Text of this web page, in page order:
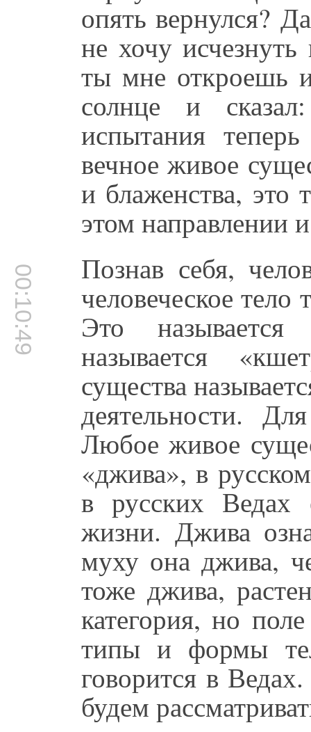
опять вернулся?
не хочу
ты мне откроешь
солнце и
испытания
вечное живое
и блаженства, это
этом направлении
00:10:49 Познав себя,
человеческое тело
Это
называется
существа
деятельности.
Любое живое
«джива», в
в русских Ведах
жизни. Джива
муху она джива,
тоже джива,
категория, но
типы и формы
говорится в
будем